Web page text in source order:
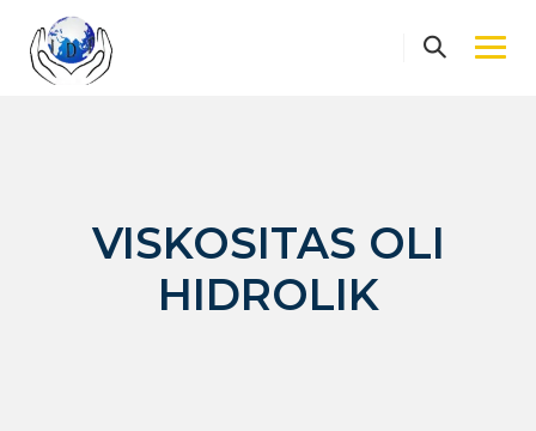
content
VISKOSITAS OLI
HIDROLIK